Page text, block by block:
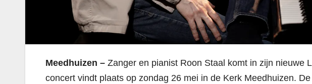
Meedhuizen – Zanger en pianist Roon Staal komt in zijn nieuwe
concert vindt plaats op zondag 26 mei in de Kerk Meedhuizen.